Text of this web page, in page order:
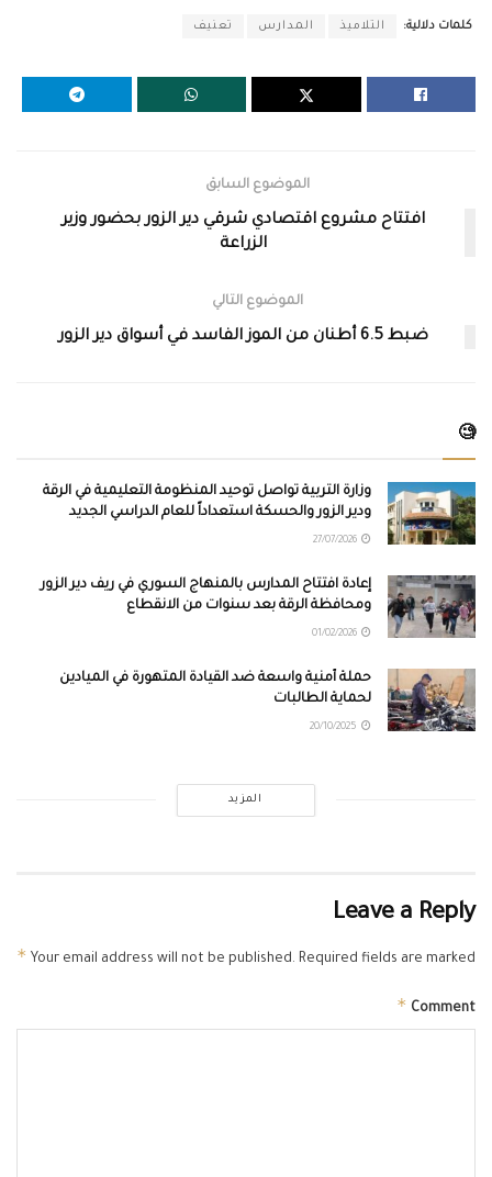
كلمات دلالية: التلاميذ المدارس تعنيف
الموضوع السابق
افتتاح مشروع اقتصادي شرقي دير الزور بحضور وزير
الزراعة
الموضوع التالي
ضبط 6.5 أطنان من الموز الفاسد في أسواق دير الزور
🧐
وزارة التربية تواصل توحيد المنظومة التعليمية في الرقة
ودير الزور والحسكة استعداداً للعام الدراسي الجديد
إعادة افتتاح المدارس بالمنهاج السوري في ريف دير الزور
ومحافظة الرقة بعد سنوات من الانقطاع
حملة أمنية واسعة ضد القيادة المتهورة في الميادين
لحماية الطالبات
المزيد
Leave a Reply
Your email address will not be published. Required fields are marked
*
Comment
*